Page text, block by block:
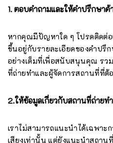
1. ตอบคำถามและให้คำปรึกษา
หากคุณมีปัญหาใด ๆ โปรดติดต่อ
ขึ้นอยู่กับรายละเอียดของคำปรึ
อย่างเต็มที่เพื่อสนับสนุนคุณ รว
ที่ถ่ายทำและผู้จัดการสถานที่ที่ต้
2.ให้ข้อมูลเกี่ยวกับสถานที่ถ่ายทำ
เราไม่สามารถแนะนำได้เฉพา
เสียงเท่านั้น แต่ยังแนะนำสถาน